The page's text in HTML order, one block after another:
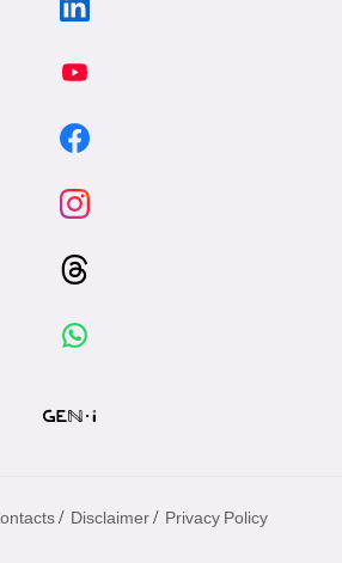
/ Disclaimer / Privacy Policy